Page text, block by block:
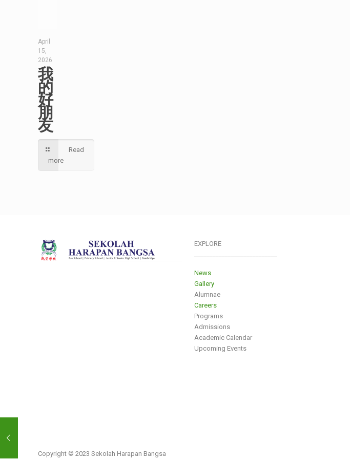
April
15,
2026
我
的
好
朋
友
Read
more
EXPLORE
News
Gallery
Alumnae
Careers
Programs
Admissions
Academic Calendar
Upcoming Events
Copyright © 2023 Sekolah Harapan Bangsa